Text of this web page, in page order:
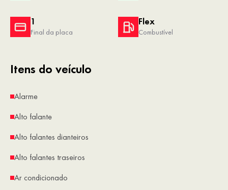
1
Final da placa
Flex
Combustível
Itens do veículo
Alarme
Alto falante
Alto falantes dianteiros
Alto falantes traseiros
Ar condicionado